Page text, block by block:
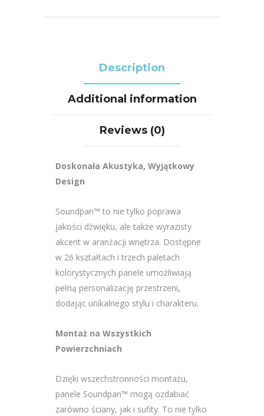
Description
Additional information
Reviews (0)
Doskonała Akustyka, Wyjątkowy
Design
Soundpan™ to nie tylko poprawa
jakości dźwięku, ale także wyrazisty
akcent w aranżacji wnętrza. Dostępne
w 26 kształtach i trzech paletach
kolorystycznych panele umożliwiają
pełną personalizację przestrzeni,
dodając unikalnego stylu i charakteru.
Montaż na Wszystkich
Powierzchniach
Dzięki wszechstronności montażu,
panele Soundpan™ mogą ozdabiać
zarówno ściany, jak i sufity. To nie tylko